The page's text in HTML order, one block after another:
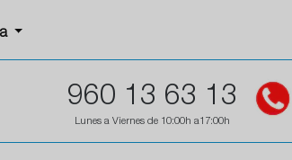
960 13 63 13
Lunes a Viernes de 10:00h a17:00h